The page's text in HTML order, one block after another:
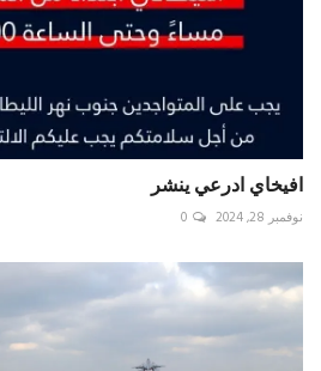
افيخاي ادرعي ينشر
نوفمبر 28, 2024 0